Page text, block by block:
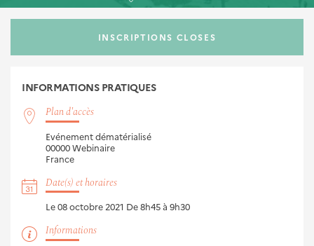
INSCRIPTIONS CLOSES
INFORMATIONS PRATIQUES
Plan d'accès
Evénement dématérialisé
00000 Webinaire
France
Date(s) et horaires
Le 08 octobre 2021 De 8h45 à 9h30
Informations